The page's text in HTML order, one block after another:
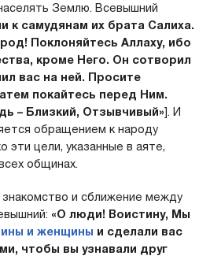
Землю. Всевышний
к самудянам их брата Салиха.
Поклоняйтесь Аллаху, ибо
кроме Него. Он сотворил
вас на ней. Просите
покайтесь перед Ним.
– Близкий, Отзывчивый»]. И
обращением к народу
эти цели, указанные в аяте,
общинах.
и сближение между
«О люди! Воистину, Мы
и женщины и сделали вас
чтобы вы узнавали друг